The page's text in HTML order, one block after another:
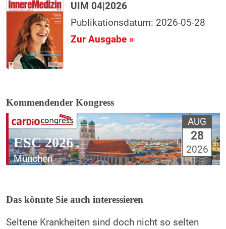
UIM 04|2026
Publikationsdatum: 2026-05-28
Zur Ausgabe »
Kommendender Kongress
ESC 2026
München
AUG
28
2026
Das könnte Sie auch interessieren
Seltene Krankheiten sind doch nicht so selten